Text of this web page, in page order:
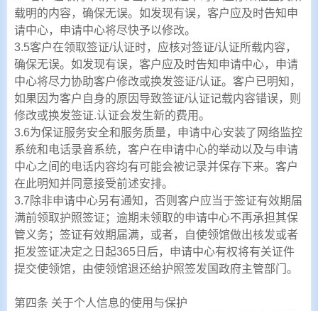
载明的内容，确保无误。如发现有误，客户应及时告知申
请中心，申请中心将尽快予以修改。
3.5客户在领取签证/认证时，应核对签证/认证所载内容，
确保无误。如发现有误，客户应及时告知申请中心，申请
中心将尽力协助客户修改或换发签证/认证。客户已明知，
如果因为客户自身的原因导致签证/认证记载内容错误，则
修改或换发签证.认证会发生新的费用。
3.6为保证服务安全和服务质量，申请中心安装了网络监控
系统和电话录音系统，客户在申请中心的举动以及与申请
中心之间的电话内容均有可能会被记录并保存下来。客户
在此明知并同意接受前述安排。
3.7除非申请中心另有通知，否则客户应当于签证有效期届
满前领取护照签证；逾期未领取的申请中心不再承担其保
管义务；签证有效期届满，或者，自使领馆做出核发或者
拒发签证决定之日起365日后，申请中心有权将有关证件
提交使领馆，由使领馆退还给护照签发国政府主管部门。
第四条 关于个人信息的使用与保护